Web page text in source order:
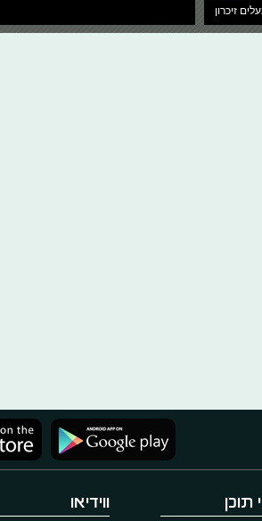
זיכרון
תוכן ווידיאו